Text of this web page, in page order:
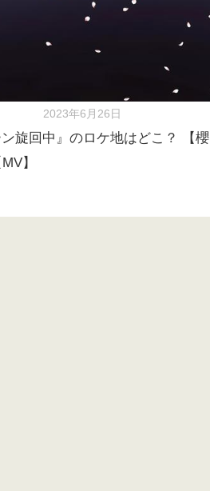
2023年6月26日
ン旋回中』のロケ地はどこ？ 【櫻
】